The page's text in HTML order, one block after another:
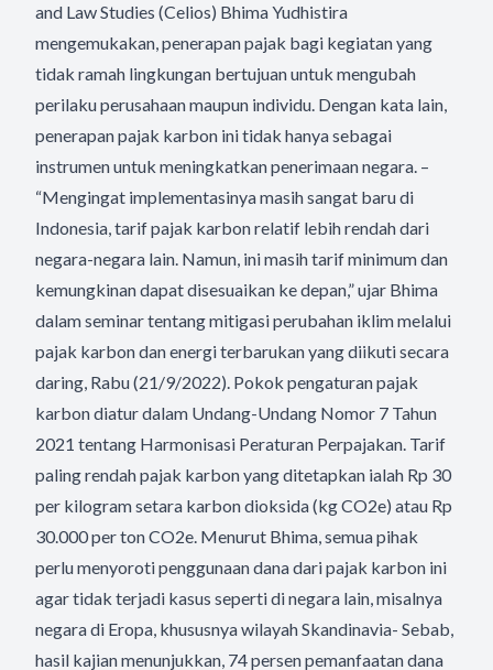
and Law Studies (Celios) Bhima Yudhistira
mengemukakan, penerapan pajak bagi kegiatan yang
tidak ramah lingkungan bertujuan untuk mengubah
perilaku perusahaan maupun individu. Dengan kata lain,
penerapan pajak karbon ini tidak hanya sebagai
instrumen untuk meningkatkan penerimaan negara. –
“Mengingat implementasinya masih sangat baru di
Indonesia, tarif pajak karbon relatif lebih rendah dari
negara-negara lain. Namun, ini masih tarif minimum dan
kemungkinan dapat disesuaikan ke depan,” ujar Bhima
dalam seminar tentang mitigasi perubahan iklim melalui
pajak karbon dan energi terbarukan yang diikuti secara
daring, Rabu (21/9/2022). Pokok pengaturan pajak
karbon diatur dalam Undang-Undang Nomor 7 Tahun
2021 tentang Harmonisasi Peraturan Perpajakan. Tarif
paling rendah pajak karbon yang ditetapkan ialah Rp 30
per kilogram setara karbon dioksida (kg CO2e) atau Rp
30.000 per ton CO2e. Menurut Bhima, semua pihak
perlu menyoroti penggunaan dana dari pajak karbon ini
agar tidak terjadi kasus seperti di negara lain, misalnya
negara di Eropa, khususnya wilayah Skandinavia- Sebab,
hasil kajian menunjukkan, 74 persen pemanfaatan dana